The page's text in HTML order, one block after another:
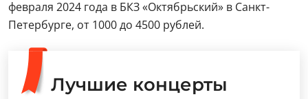
февраля 2024 года в БКЗ «Октябрьский» в Санкт-
Петербурге, от 1000 до 4500 рублей.
Лучшие концерты